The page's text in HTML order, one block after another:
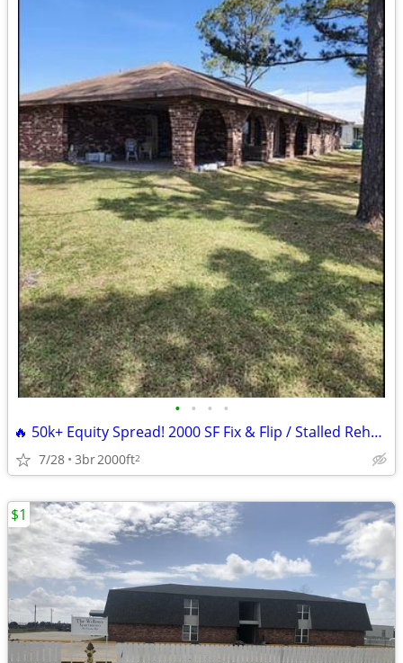
• • • •
🔥 50k+ Equity Spread! 2000 SF Fix & Flip / Stalled Rehab in Montegut,
7/28 3br2000ft2
$1